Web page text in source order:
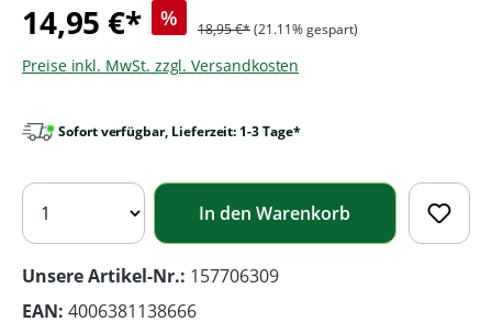
14,95 €* % 18,95 €*(21.11% gespart)
Preise inkl. MwSt. zzgl. Versandkosten
Sofort verfügbar, Lieferzeit: 1-3 Tage*
In den Warenkorb
Unsere Artikel-Nr.: 157706309
EAN: 4006381138666